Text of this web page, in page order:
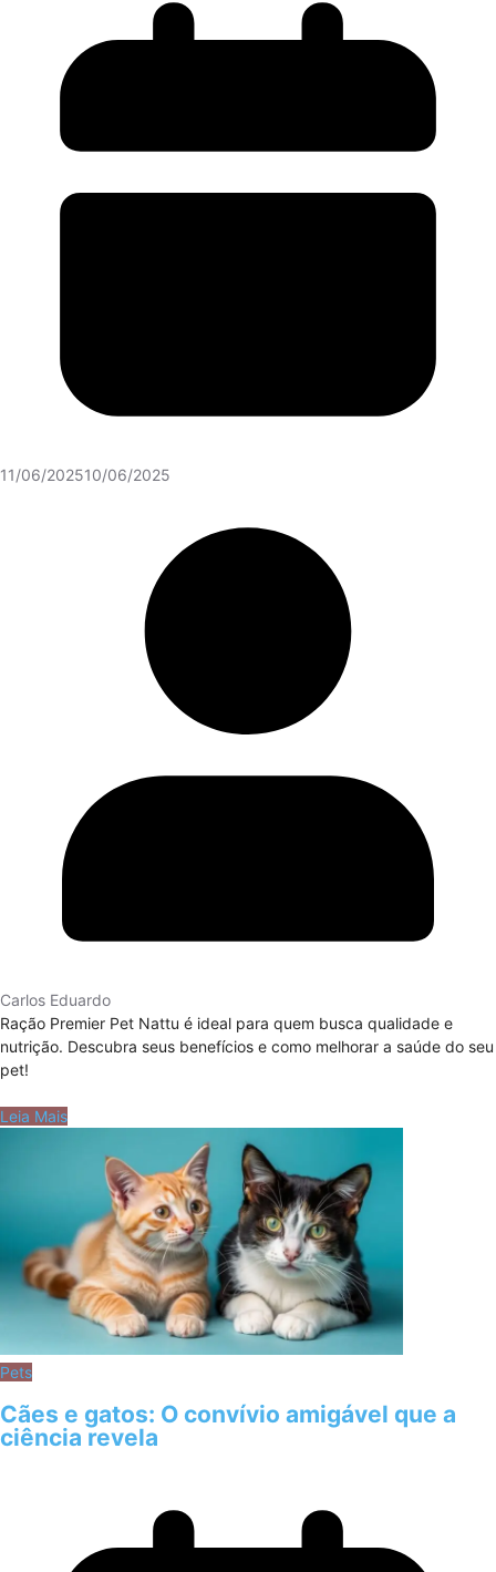
11/06/202510/06/2025
Carlos Eduardo
Ração Premier Pet Nattu é ideal para quem busca qualidade e
nutrição. Descubra seus benefícios e como melhorar a saúde do seu
pet!
Leia Mais
Pets
Cães e gatos: O convívio amigável que a
ciência revela